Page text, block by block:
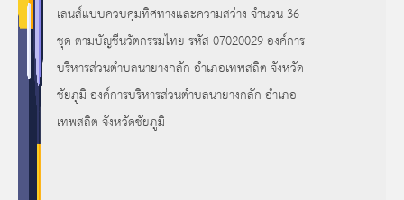
เลนส์แบบควบคุมทิศทางและความสว่าง จำนวน 36
ชุด ตามบัญชีนวัตกรรมไทย รหัส 07020029 องค์การ
บริหารส่วนตำบลนายางกลัก อำเภอเทพสถิต จังหวัด
ชัยภูมิ องค์การบริหารส่วนตำบลนายางกลัก อำเภอ
เทพสถิต จังหวัดชัยภูมิ